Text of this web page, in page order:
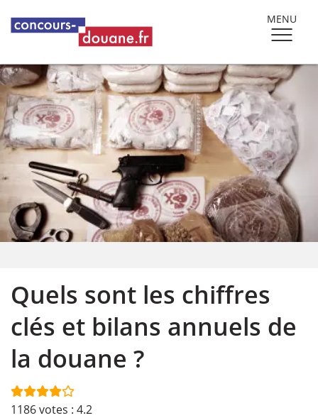
MENU
Quels sont les chiffres
clés et bilans annuels de
la douane ?
1186votes : 4.2